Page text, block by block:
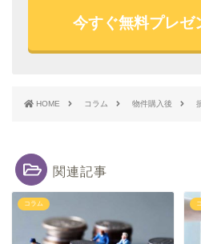
今すぐ無料プレゼ
HOME コラム 物件購入後
関連記事
コラム